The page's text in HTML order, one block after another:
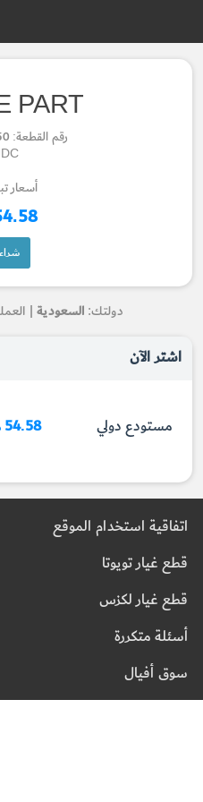
PART
رقم القطعة: CB2305050
أسعار
دولتك: السعودية|
اشتر الآن
مستودع دولي 54.58
تم إضافة
Selected
Page
تم إضافة
to Cart
اتفاقية استخدام الموقع
قطع غيار تويوتا
قطع غيار لكزس
أسئلة متكررة
سوق أفيال